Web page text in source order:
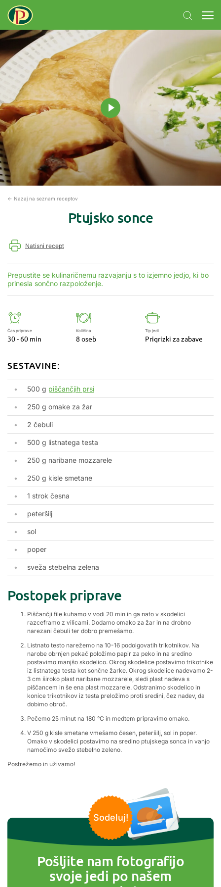
← Nazaj na seznam receptov
Ptujsko sonce
Natisni recept
Prepustite se kulinaričnemu razvajanju s to izjemno jedjo, ki bo
prinesla sončno razpoloženje.
Čas priprave
30 - 60 min
Količina
8 oseb
Tip jedi
Prigrizki za zabave
SESTAVINE:
500 g piščančjih prsi
250 g omake za žar
2 čebuli
500 g listnatega testa
250 g naribane mozzarele
250 g kisle smetane
1 strok česna
peteršilj
sol
poper
sveža stebelna zelena
Postopek priprave
Piščančji file kuhamo v vodi 20 min in ga nato v skodelici
razceframo z vilicami. Dodamo omako za žar in na drobno
narezani čebuli ter dobro premešamo.
Listnato testo narežemo na 10-16 podolgovatih trikotnikov. Na
narobe obrnjen pekač položimo papir za peko in na sredino
postavimo manjšo skodelico. Okrog skodelice postavimo trikotnike
iz listnatega testa kot sončne žarke. Okrog skodelice nadevamo 2-
3 cm široko plast naribane mozzarele, sledi plast nadeva s
piščancem in še ena plast mozzarele. Odstranimo skodelico in
konice trikotnikov iz testa preložimo proti sredini, čez nadev, da
dobimo obroč.
Pečemo 25 minut na 180 °C in medtem pripravimo omako.
V 250 g kisle smetane vmešamo česen, peteršilj, sol in poper.
Omako v skodelici postavimo na sredino ptujskega sonca in vanjo
namočimo svežo stebelno zeleno.
Postrežemo in uživamo!
Sodeluj!
Pošljite nam fotografijo
svoje jedi po našem